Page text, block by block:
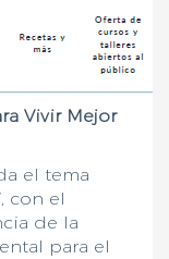
Vivir Mejor
el tema
con el
de la
para el